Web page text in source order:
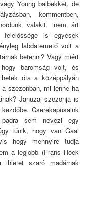
Young balbekket, de
kommentben,
valakit, nem árt
felelőssége is egyesek
labdatemető volt a
betenni? Vagy miért
baromság volt, és
óta a középpályán
szezonban, mi lenne ha
Januzaj szezonja is
Cserekapusaink
sem nevezi egy
tűnik, hogy van Gaal
hogy mennyire tudja
a legjobb (Frans Hoek
ihletet szaró madárnak